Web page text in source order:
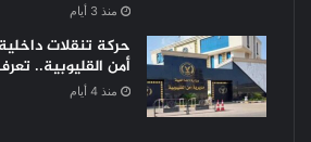
منذ 3 أيام
حركة تنقلات
أمن القليوبية..
منذ 4 أيام